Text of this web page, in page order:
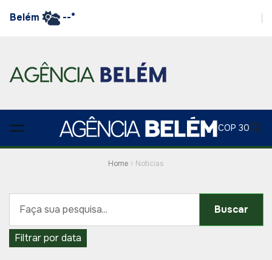
Belém --°
COP 30
Home Noticias
Buscar
Filtrar por data